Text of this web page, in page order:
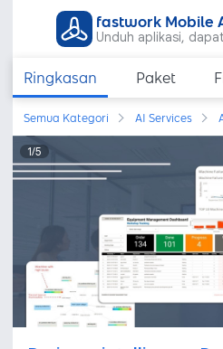
fastwork Mobile
Unduh aplikasi,
Ringkasan Paket
Semua Kategori AI Services
1/5